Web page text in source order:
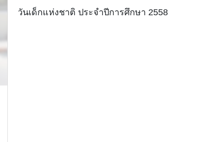
วันเด็กแห่งชาติ ประจำปีการศึกษา 2558